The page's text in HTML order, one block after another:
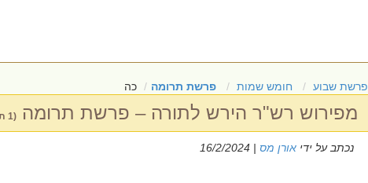
פרשת שבוע חומש שמות פרשת תרומה כה
מפירוש רש"ר הירש לתורה – פרשת תרומה (1 תגובות לחידוש זה)
נכתב על ידי אורן מס | 16/2/2024